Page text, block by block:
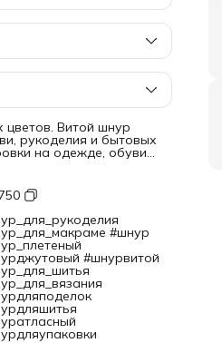
Витой шнур
рукоделия и бытовых
на одежде, обуви
салфеток, ковриков и
праздников,
на нем шарики,
из полиэстера и
специального
грязь. Обратите
в зависимости от
толщина 2 мм, длина 5
#шнур
#шнурвитой